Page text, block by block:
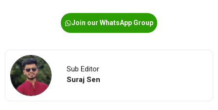
Join our WhatsApp Group
Sub Editor
Suraj Sen